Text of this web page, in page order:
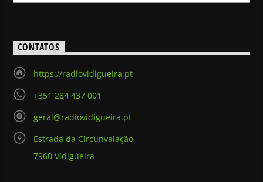
CONTATOS
https://radiovidigueira.pt
+351 284 437 001
geral@radiovidigueira.pt
Estrada da Circunvalação
7960 Vidigueira